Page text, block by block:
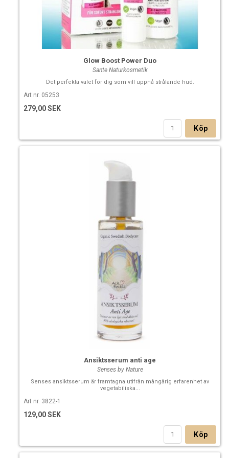
Glow Boost Power Duo
Sante Naturkosmetik
Det perfekta valet för dig som vill uppnå strålande hud.
Art nr. 05253
279,00 SEK
Köp
Ansiktsserum anti age
Senses by Nature
Senses ansiktsserum är framtagna utifrån mångårig erfarenhet av
vegetabiliska...
Art nr. 3822-1
129,00 SEK
Köp